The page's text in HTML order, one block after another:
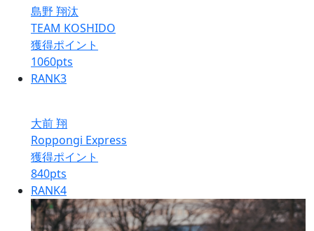
島野 翔汰
TEAM KOSHIDO
獲得ポイント
1060pts
RANK3
大前 翔
Roppongi Express
獲得ポイント
840pts
RANK4